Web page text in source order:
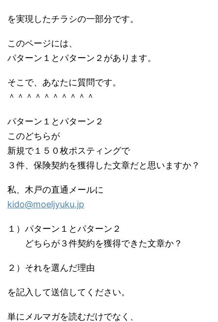
を実現したチラシの一部分です。
このページには、
パターン１とパターン２があります。
そこで、あなたに質問です。
＾＾＾＾＾＾＾＾＾＾
パターン１とパターン２
このどちらが
新規で１５０枚ポスティングで
３件、保険契約を獲得した文章だと思いますか？
私、木戸の直通メールに
kido@moeljyuku.jp
１）パターン１とパターン２
どちらが３件契約を獲得できた文章か？
２）それを選んだ理由
を記入して送信してください。
単にメルマガを読むだけでなく、